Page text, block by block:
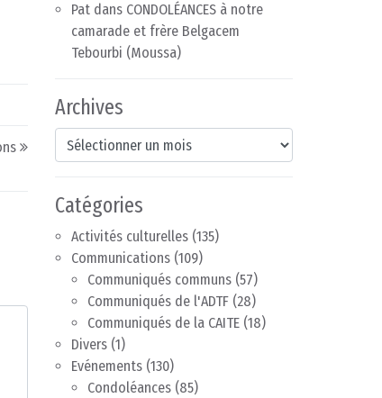
Pat dans CONDOLÉANCES à notre
camarade et frère Belgacem
Tebourbi (Moussa)
Archives
Archives
Catégories
Activités culturelles (135)
Communications (109)
Communiqués communs (57)
Communiqués de l'ADTF (28)
Communiqués de la CAITE (18)
Divers (1)
Evénements (130)
Condoléances (85)